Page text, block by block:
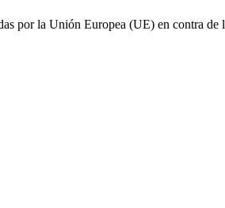
por la Unión Europea (UE) en contra de